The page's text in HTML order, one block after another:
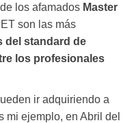
los afamados Master
son las más
del standard de
los profesionales
ir adquiriendo a
mi ejemplo, en Abril del